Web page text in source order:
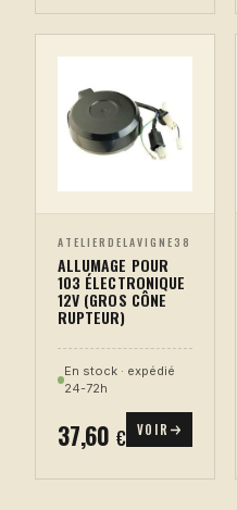
ATELIERDELAVIGNE38
ALLUMAGE POUR
103 ÉLECTRONIQUE
12V (GROS CÔNE
RUPTEUR)
En stock · expédié
24-72h
37,60 € VOIR